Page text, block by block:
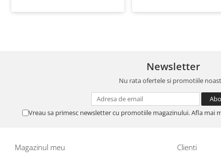
Newsletter
Nu rata ofertele si promotiile
Vreau sa primesc newsletter cu promotiile magazinului. Afla mai
Magazinul meu Clienti